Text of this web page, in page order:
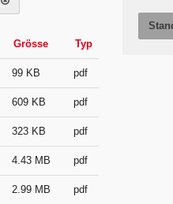
Bereich/Thema Filter zurücksetzen
Grösse Typ Datum
99 KB pdf
609 KB pdf
323 KB pdf
4.43 MB pdf
2.99 MB pdf